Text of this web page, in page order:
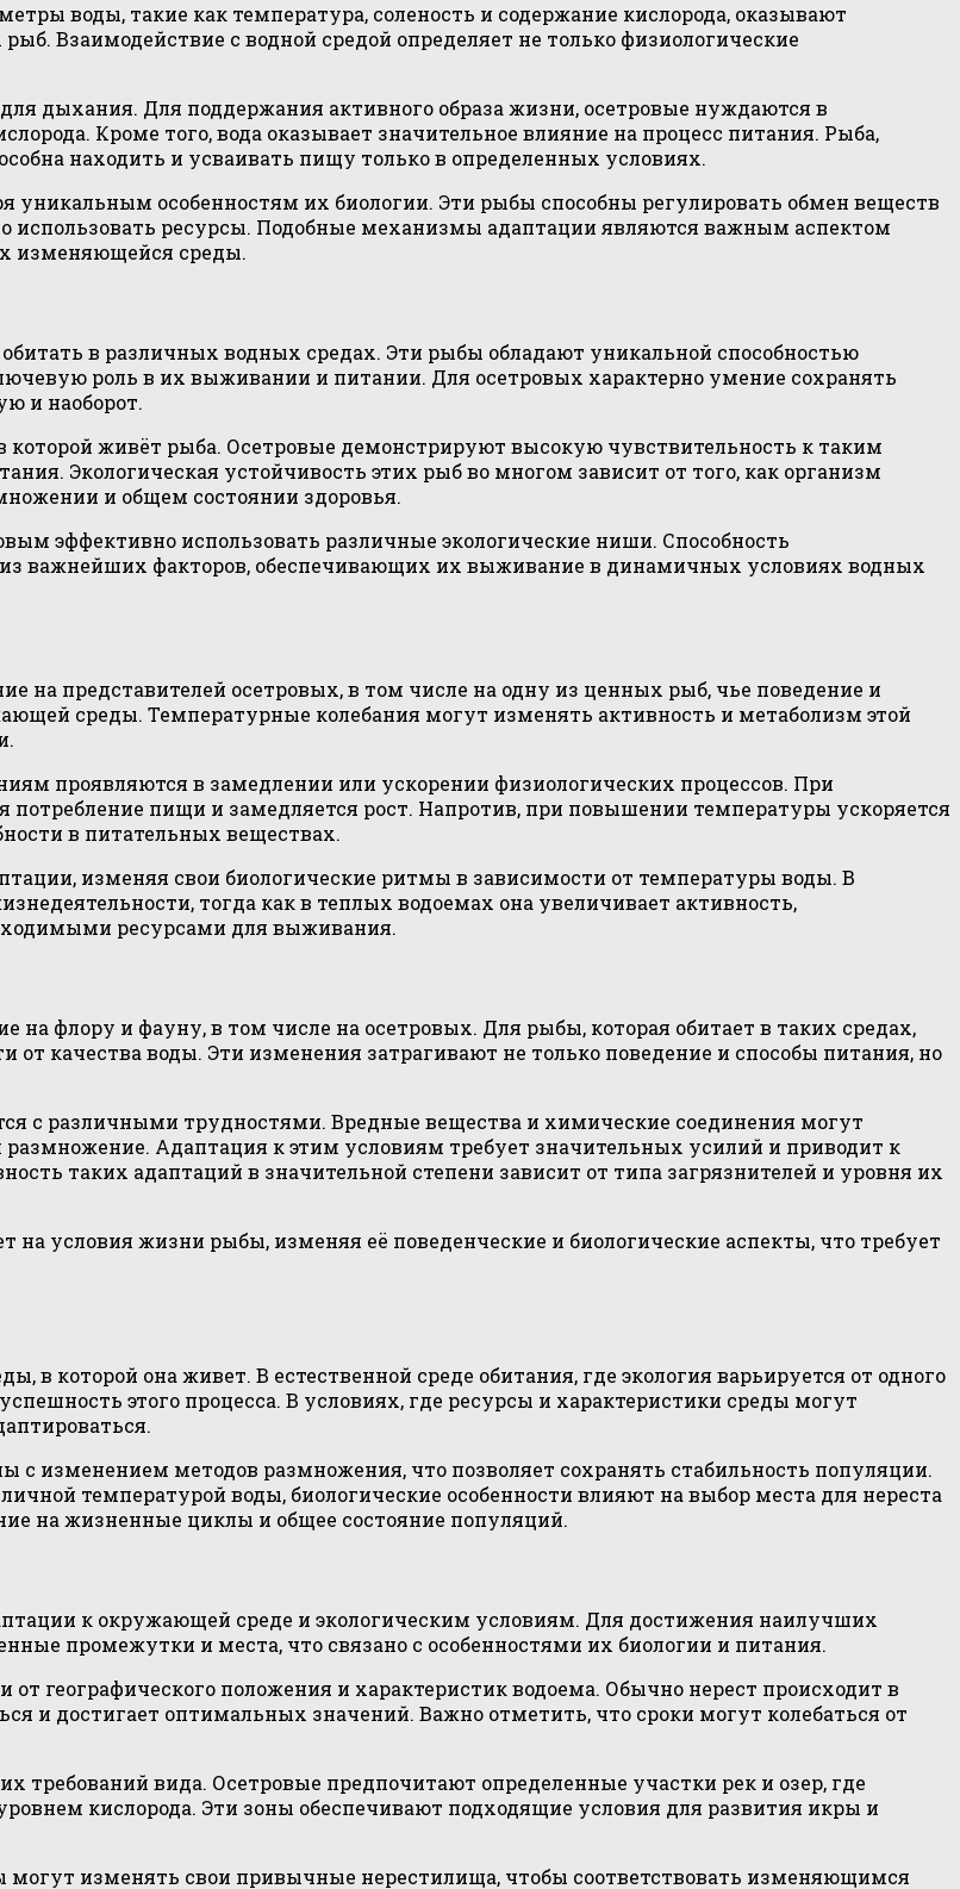
воды, такие как температура, соленость и содержание кислорода, оказывают
Взаимодействие с водной средой определяет не только физиологические
дыхания. Для поддержания активного образа жизни, осетровые нуждаются в
Кроме того, вода оказывает значительное влияние на процесс питания. Рыба,
находить и усваивать пищу только в определенных условиях.
уникальным особенностям их биологии. Эти рыбы способны регулировать обмен веществ
использовать ресурсы. Подобные механизмы адаптации являются важным аспектом
изменяющейся среды.
в различных водных средах. Эти рыбы обладают уникальной способностью
роль в их выживании и питании. Для осетровых характерно умение сохранять
и наоборот.
живёт рыба. Осетровые демонстрируют высокую чувствительность к таким
Экологическая устойчивость этих рыб во многом зависит от того, как организм
и общем состоянии здоровья.
эффективно использовать различные экологические ниши. Способность
важнейших факторов, обеспечивающих их выживание в динамичных условиях водных
на представителей осетровых, в том числе на одну из ценных рыб, чье поведение и
среды. Температурные колебания могут изменять активность и метаболизм этой
проявляются в замедлении или ускорении физиологических процессов. При
пищи и замедляется рост. Напротив, при повышении температуры ускоряется
в питательных веществах.
изменяя свои биологические ритмы в зависимости от температуры воды. В
тогда как в теплых водоемах она увеличивает активность,
ресурсами для выживания.
на флору и фауну, в том числе на осетровых. Для рыбы, которая обитает в таких средах,
от качества воды. Эти изменения затрагивают не только поведение и способы питания, но
с различными трудностями. Вредные вещества и химические соединения могут
Адаптация к этим условиям требует значительных усилий и приводит к
таких адаптаций в значительной степени зависит от типа загрязнителей и уровня их
на условия жизни рыбы, изменяя её поведенческие и биологические аспекты, что требует
в которой она живет. В естественной среде обитания, где экология варьируется от одного
этого процесса. В условиях, где ресурсы и характеристики среды могут
изменением методов размножения, что позволяет сохранять стабильность популяции.
температурой воды, биологические особенности влияют на выбор места для нереста
на жизненные циклы и общее состояние популяций.
к окружающей среде и экологическим условиям. Для достижения наилучших
промежутки и места, что связано с особенностями их биологии и питания.
географического положения и характеристик водоема. Обычно нерест происходит в
и достигает оптимальных значений. Важно отметить, что сроки могут колебаться от
требований вида. Осетровые предпочитают определенные участки рек и озер, где
кислорода. Эти зоны обеспечивают подходящие условия для развития икры и
могут изменять свои привычные нерестилища, чтобы соответствовать изменяющимся